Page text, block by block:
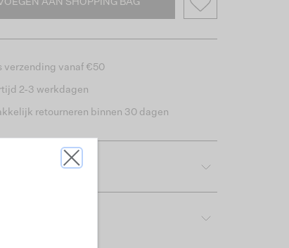
AAN SHOPPING BAG
verzending vanaf €50
2-3 werkdagen
retourneren binnen 30 dagen